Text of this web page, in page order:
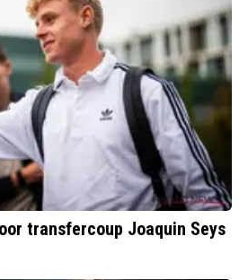
transfercoup Joaquin Seys